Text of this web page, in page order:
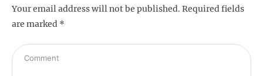
Your email address will not be published. Required fields
are marked *